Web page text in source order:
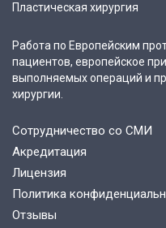
Пластическая хирургия
Работа по Европейским
пациентов, европейское
выполняемых операций и
хирургии.
Сотрудничество со СМИ
Акредитация
Лицензия
Политика
Отзывы